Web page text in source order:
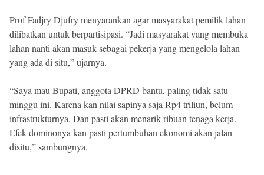
Prof Fadjry Djufry menyarankan agar masyarakat pemilik lahan
dilibatkan untuk berpartisipasi. “Jadi masyarakat yang membuka
lahan nanti akan masuk sebagai pekerja yang mengelola lahan
yang ada di situ,” ujarnya.
“Saya mau Bupati, anggota DPRD bantu, paling tidak satu
minggu ini. Karena kan nilai sapinya saja Rp4 triliun, belum
infrastrukturnya. Dan pasti akan menarik ribuan tenaga kerja.
Efek dominonya kan pasti pertumbuhan ekonomi akan jalan
disitu,” sambungnya.